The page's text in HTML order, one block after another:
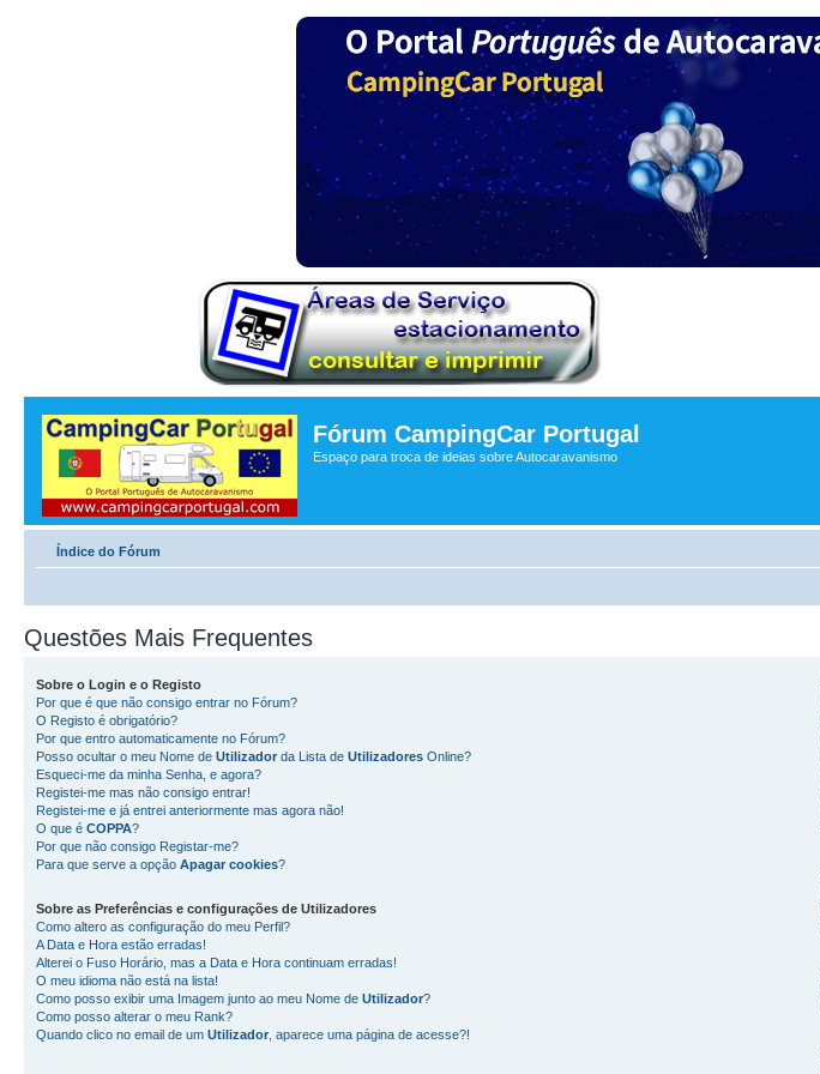
Fórum CampingCar Portugal
Espaço para troca de ideias sobre Autocaravanismo
Índice do Fórum
Questões Mais Frequentes
Sobre o Login e o Registo
Por que é que não consigo entrar no Fórum?
O Registo é obrigatório?
Por que entro automaticamente no Fórum?
Posso ocultar o meu Nome de Utilizador da Lista de Utilizadores Online?
Esqueci-me da minha Senha, e agora?
Registei-me mas não consigo entrar!
Registei-me e já entrei anteriormente mas agora não!
O que é COPPA?
Por que não consigo Registar-me?
Para que serve a opção Apagar cookies?
Sobre as Preferências e configurações de Utilizadores
Como altero as configuração do meu Perfil?
A Data e Hora estão erradas!
Alterei o Fuso Horário, mas a Data e Hora continuam erradas!
O meu idioma não está na lista!
Como posso exibir uma Imagem junto ao meu Nome de Utilizador?
Como posso alterar o meu Rank?
Quando clico no email de um Utilizador , aparece uma página de acesse?!